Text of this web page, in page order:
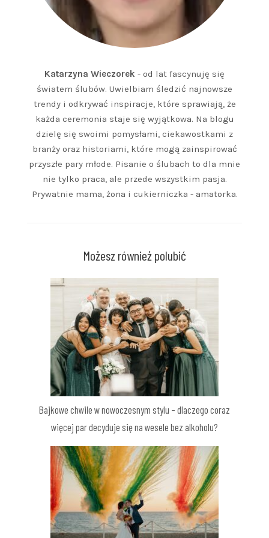
Katarzyna Wieczorek - od lat fascynuję się
światem ślubów. Uwielbiam śledzić najnowsze
trendy i odkrywać inspiracje, które sprawiają, że
każda ceremonia staje się wyjątkowa. Na blogu
dzielę się swoimi pomysłami, ciekawostkami z
branży oraz historiami, które mogą zainspirować
przyszłe pary młode. Pisanie o ślubach to dla mnie
nie tylko praca, ale przede wszystkim pasja.
Prywatnie mama, żona i cukierniczka - amatorka.
Możesz również polubić
Bajkowe chwile w nowoczesnym stylu – dlaczego coraz
więcej par decyduje się na wesele bez alkoholu?